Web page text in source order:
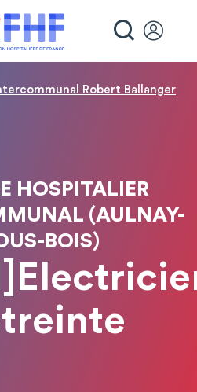
Robert Ballanger
HOSPITALIER
(AULNAY-
BOIS)
cookies